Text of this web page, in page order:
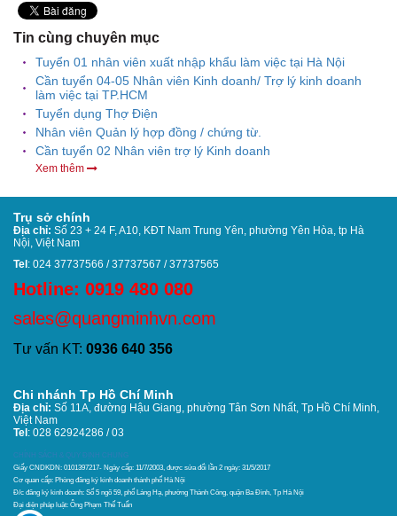
Tin cùng chuyên mục
Tuyển 01 nhân viên xuất nhập khẩu làm việc tại Hà Nội
Cần tuyển 04-05 Nhân viên Kinh doanh/ Trợ lý kinh doanh
làm việc tại TP.HCM
Tuyển dụng Thợ Điện
Nhân viên Quản lý hợp đồng / chứng từ.
Cần tuyển 02 Nhân viên trợ lý Kinh doanh
Xem thêm
Trụ sở chính
Địa chỉ: Số 23 + 24 F, A10, KĐT Nam Trung Yên, phường Yên Hòa, tp Hà
Nội, Việt Nam
Tel : 024 37737566 / 37737567 / 37737565
Hotline: 0919 480 080
sales@quangminhvn.com
Tư vấn KT: 0936 640 356
Chi nhánh Tp Hồ Chí Minh
Địa chỉ: Số 11A, đường Hậu Giang, phường Tân Sơn Nhất, Tp Hồ Chí Minh,
Việt Nam
Tel : 028 62924286 / 03
CHÍNH SÁCH & QUY ĐỊNH CHUNG
Giấy CNDKDN: 0101397217- Ngày cấp: 11/7/2003, được sửa đổi lần 2 ngày: 31/5/2017
Cơ quan cấp: Phòng đăng ký kinh doanh thánh phố Hà Nội
Đ/c đăng ký kinh doanh: Số 5 ngõ 59, phố Láng Hạ, phường Thành Công, quận Ba Đình, Tp Hà Nội
Đại diện pháp luật: Ông Phạm Thế Tuấn